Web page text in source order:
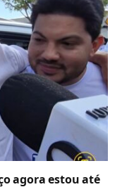
agora estou até